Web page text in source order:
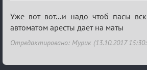
Re:
Калькулятор
Лиги
Уже вот вот...и надо чтоб пасы
автоматом аресты дает на маты
Отредактировано: Мурик (13.10.2017